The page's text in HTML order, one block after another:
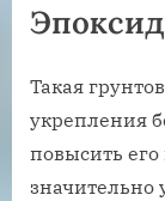
Такая
укрепления
повысить
значительно